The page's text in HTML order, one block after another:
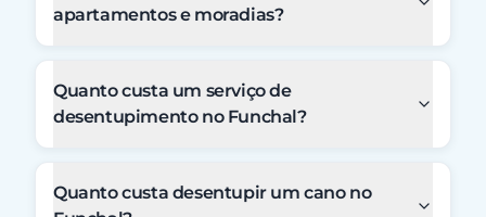
apartamentos e moradias?
Quanto custa um serviço de
desentupimento no Funchal?
Quanto custa desentupir um cano no